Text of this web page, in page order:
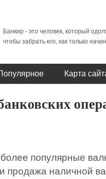
Банкир - это человек, который
чтобы забрать его, как только
Карта
популярные
продажа наличной